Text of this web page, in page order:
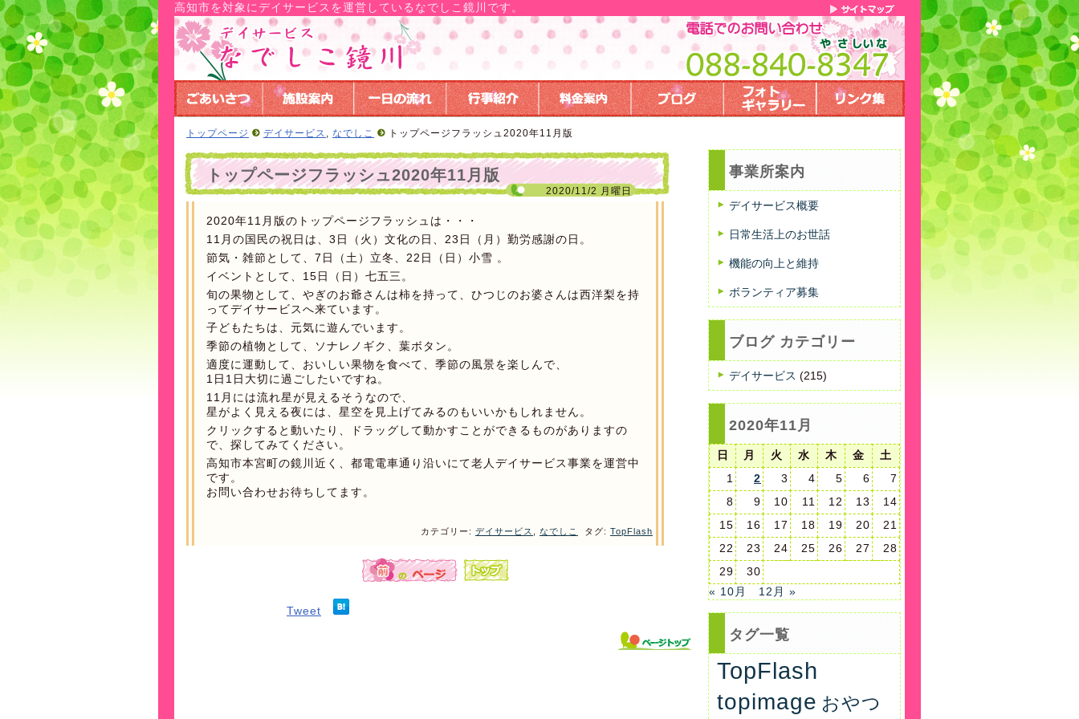
高知市を対象にデイサービスを運営しているなでしこ鏡川です。
トップページ デイサービス , なでしこ トップページフラッシュ2020年11月版
トップページフラッシュ2020年11月版
2020/11/2 月曜日
2020年11月版のトップページフラッシュは・・・
11月の国民の祝日は、3日（火）文化の日、23日（月）勤労感謝の日。
節気・雑節として、7日（土）立冬、22日（日）小雪 。
イベントとして、15日（日）七五三。
旬の果物として、やぎのお爺さんは柿を持って、ひつじのお婆さんは西洋梨を持
ってデイサービスへ来ています。
子どもたちは、元気に遊んでいます。
季節の植物として、ソナレノギク、葉ボタン。
適度に運動して、おいしい果物を食べて、季節の風景を楽しんで、
1日1日大切に過ごしたいですね。
11月には流れ星が見えるそうなので、
星がよく見える夜には、星空を見上げてみるのもいいかもしれません。
クリックすると動いたり、ドラッグして動かすことができるものがありますの
で、探してみてください。
高知市本宮町の鏡川近く、都電電車通り沿いにて老人デイサービス事業を運営中
です。
お問い合わせお待ちしてます。
カテゴリー: デイサービス なでしこ タグ: TopFlash
Tweet
事業所案内
デイサービス概要
日常生活上のお世話
機能の向上と維持
ボランティア募集
ブログ カテゴリー
デイサービス (215)
2020年11月
日 月 火 水 木 金
土
1
2 3 4 5 6
7
8
9 10 11 12 13
14
15
16 17 18 19 20
21
22
23 24 25 26 27
28
29
30
« 10月
12月 »
タグ一覧
TopFlash
topimage おやつ